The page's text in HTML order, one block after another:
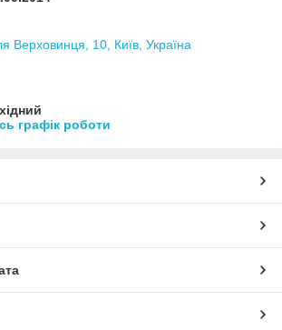
Верховинця, 10, Київ, Україна
графік роботи